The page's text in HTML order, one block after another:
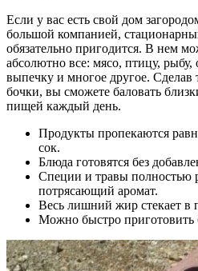
Если у вас есть свой дом
большой компанией,
обязательно пригодится. В нем
абсолютно все: мясо, птицу,
выпечку и многое другое.
бочки, вы сможете баловать
пищей каждый день.
Продукты пропекаются
сок.
Блюда готовятся без
Специи и травы полностью
потрясающий аромат.
Весь лишний жир стекает в
Можно быстро приготовить